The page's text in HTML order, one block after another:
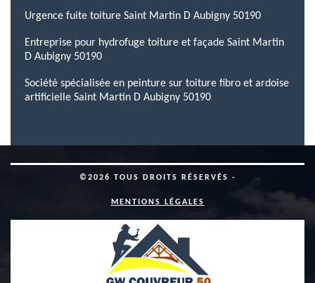
Urgence fuite toiture Saint Martin D Aubigny 50190
Entreprise pour hydrofuge toiture et façade Saint Martin
D Aubigny 50190
Société spécialisée en peinture sur toiture fibro et ardoise
artificielle Saint Martin D Aubigny 50190
©2026 TOUS DROITS RÉSERVÉS -
MENTIONS LÉGALES